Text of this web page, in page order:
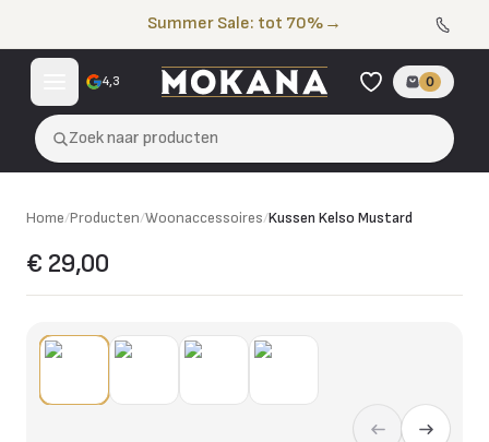
Summer Sale: tot 70% →
4,3 0
Zoek naar producten
Home/Producten/Woonaccessoires/Kussen Kelso Mustard
€ 29,00